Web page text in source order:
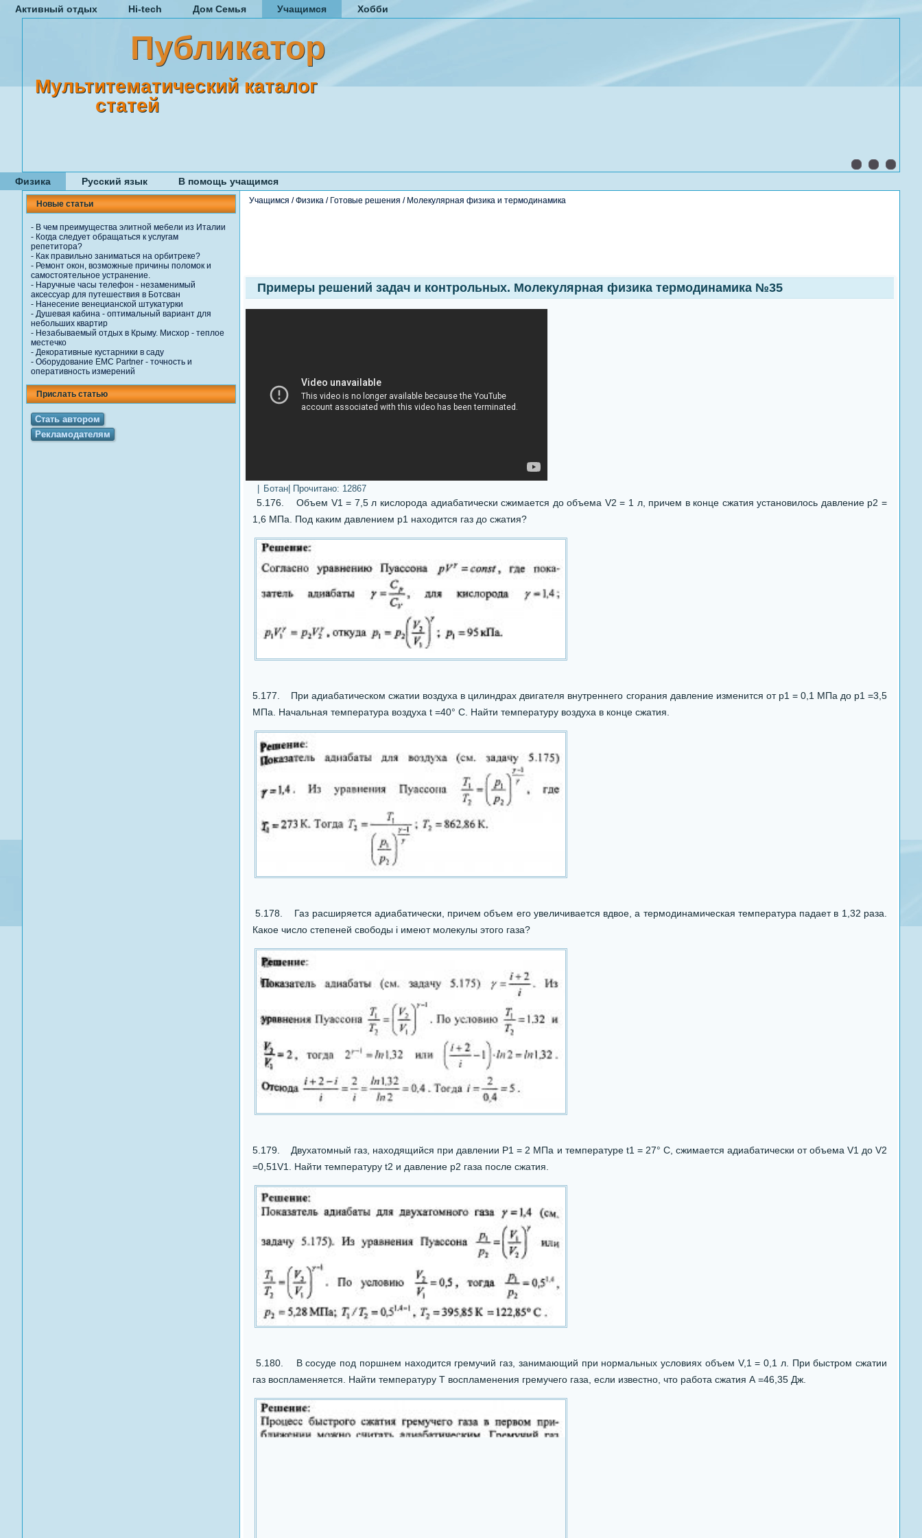
Активный отдых Hi-tech Дом Семья Учащимся Хобби
Публикатор
Мультитематический каталог
статей
Физика Русский язык В помощь учащимся
Новые статьи
- В чем преимущества элитной мебели из Италии
- Когда следует обращаться к услугам
репетитора?
- Как правильно заниматься на орбитреке?
- Ремонт окон, возможные причины поломок и
самостоятельное устранение.
- Наручные часы телефон - незаменимый
аксессуар для путешествия в Ботсван
- Нанесение венецианской штукатурки
- Душевая кабина - оптимальный вариант для
небольших квартир
- Незабываемый отдых в Крыму. Мисхор - теплое
местечко
- Декоративные кустарники в саду
- Оборудование EMC Рartner - точность и
оперативность измерений
Прислать статью
Стать автором
Рекламодателям
Учащимся /Физика / Готовые решения / Молекулярная физика и термодинамика
Примеры решений задач и контрольных. Молекулярная физика термодинамика №35
Ботан | Прочитано: 12867
5.176. Объем V1 = 7,5 л кислорода адиабатически сжимается до объема V2 = 1 л, причем в конце сжатия установилось давление р2 =
1,6 МПа. Под каким давлением р1 находится газ до сжатия?
5.177. При адиабатическом сжатии воздуха в цилиндрах двигателя внутреннего сгорания давление изменится от р1 = 0,1 МПа до р1 =3,5
МПа. Начальная температура воздуха t =40° С. Найти температуру воздуха в конце сжатия.
5.178. Газ расширяется адиабатически, причем объем его увеличивается вдвое, а термодинамическая температура падает в 1,32 раза.
Какое число степеней свободы i имеют молекулы этого газа?
5.179. Двухатомный газ, находящийся при давлении P1 = 2 МПа и температуре t1 = 27° С, сжимается адиабатически от объема V1 до V2
=0,51V1. Найти температуру t2 и давление р2 газа после сжатия.
5.180. В сосуде под поршнем находится гремучий газ, занимающий при нормальных условиях объем V,1 = 0,1 л. При быстром сжатии
газ воспламеняется. Найти температуру Т воспламенения гремучего газа, если известно, что работа сжатия А =46,35 Дж.